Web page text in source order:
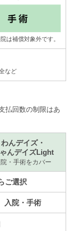
は補償対象外です。
など
払回数の制限はあ
わんデイズ・
んデイズLight
院・手術をカバー
ご選択
入院・手術